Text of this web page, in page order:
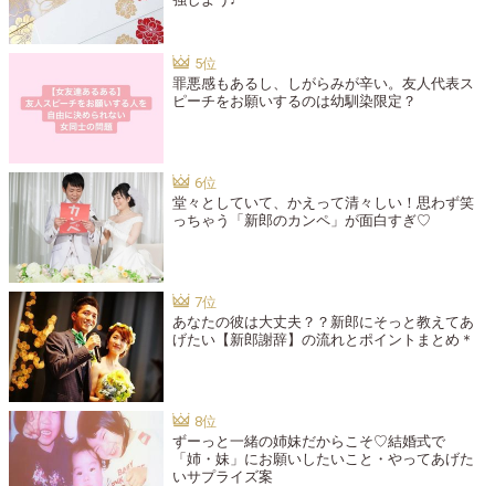
罪悪感もあるし、しがらみが辛い。友人代表ス
ピーチをお願いするのは幼馴染限定？
堂々としていて、かえって清々しい！思わず笑
っちゃう「新郎のカンペ」が面白すぎ♡
あなたの彼は大丈夫？？新郎にそっと教えてあ
げたい【新郎謝辞】の流れとポイントまとめ＊
ずーっと一緒の姉妹だからこそ♡結婚式で
「姉・妹」にお願いしたいこと・やってあげた
いサプライズ案